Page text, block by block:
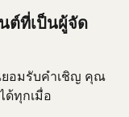
ต์ที่เป็นผู้จัด
อมรับคำเชิญ คุณ
ด้ทุกเมื่อ